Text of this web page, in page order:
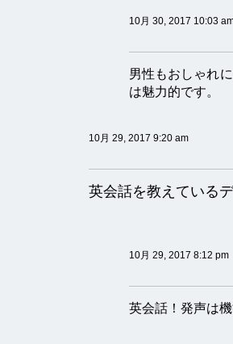
10月 30, 2017 10:03
男性もおしゃれ
は魅力的です。
10月 29, 2017 9:20 am
英会話を教えている
10月 29, 2017 8:12 pm
英会話！発声は